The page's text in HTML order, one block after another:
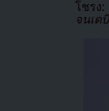
โชร
จนเด